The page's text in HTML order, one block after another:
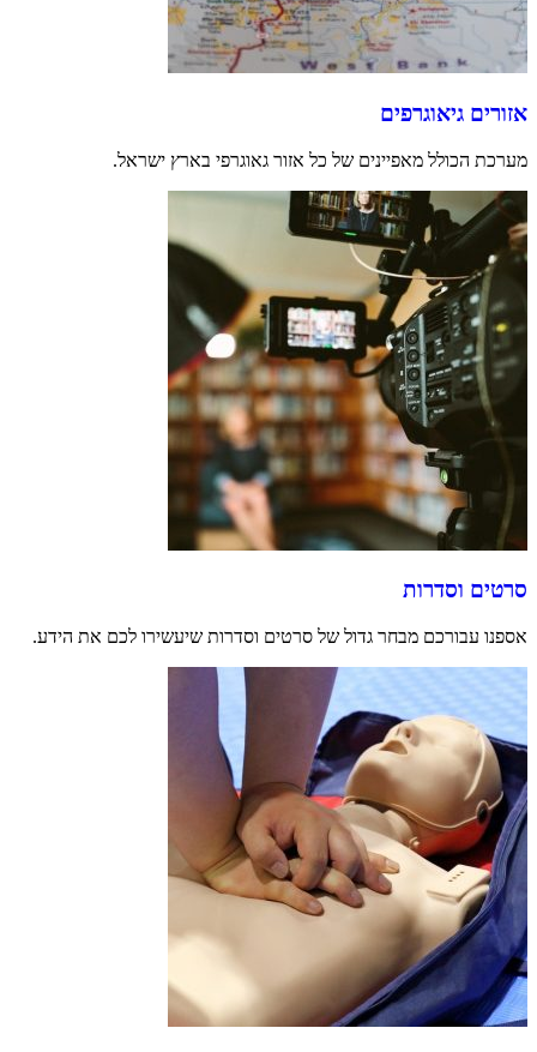
אזורים גיאוגרפים
מערכת הכולל מאפיינים של כל אזור גאוגרפי בארץ ישראל.
סרטים וסדרות
אספנו עבורכם מבחר גדול של סרטים וסדרות שיעשירו לכם את הידע.